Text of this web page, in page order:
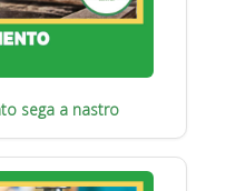
sega a nastro